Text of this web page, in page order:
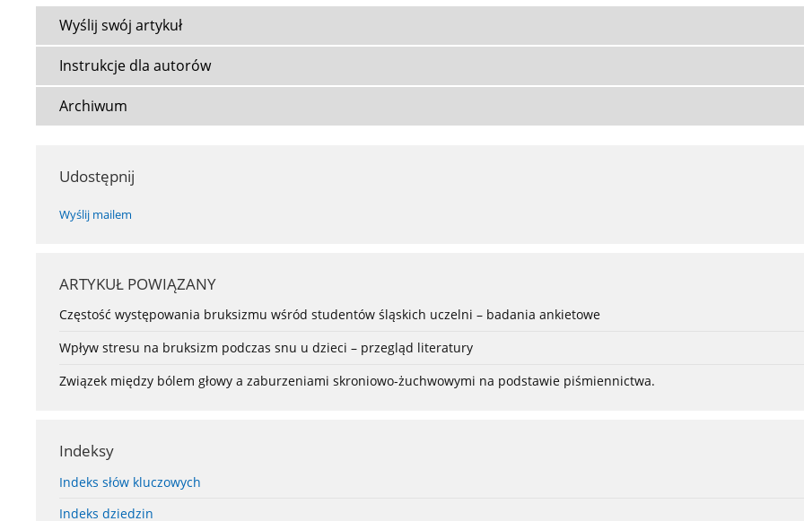
Wyślij swój artykuł
Instrukcje dla autorów
Archiwum
Udostępnij
Wyślij mailem
ARTYKUŁ POWIĄZANY
Częstość występowania bruksizmu wśród studentów śląskich uczelni – badania ankietowe
Wpływ stresu na bruksizm podczas snu u dzieci – przegląd literatury
Związek między bólem głowy a zaburzeniami skroniowo-żuchwowymi na podstawie piśmiennictwa.
Indeksy
Indeks słów kluczowych
Indeks dziedzin